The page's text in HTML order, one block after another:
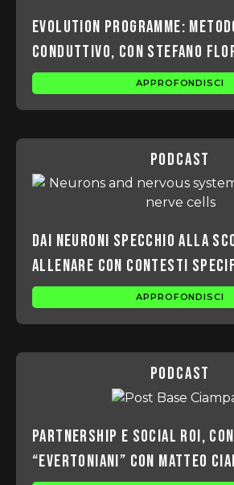
Evolution Programme:
conduttivo, con Stefano
APPROFONDISCI
podcast
Dai neuroni specchio alla
allenare con contesti
APPROFONDISCI
podcast
Partnership e Social ROI,
“Evertoniani” con Matteo